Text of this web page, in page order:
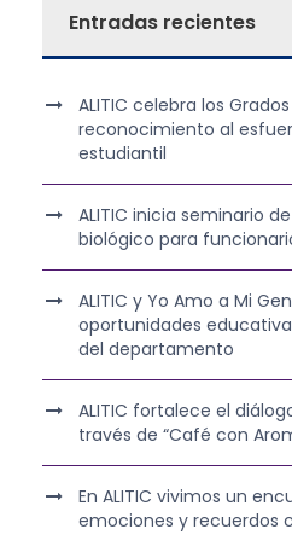
Entradas recientes
ALITIC celebra los
reconocimiento al
estudiantil
ALITIC inicia seminario
biológico para
ALITIC y Yo Amo a Mi
oportunidades
del departamento
ALITIC fortalece el
través de “Café con
En ALITIC vivimos un
emociones y recuerdos